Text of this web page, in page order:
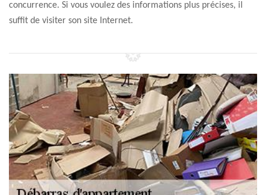
concurrence. Si vous voulez des informations plus précises, il
suffit de visiter son site Internet.